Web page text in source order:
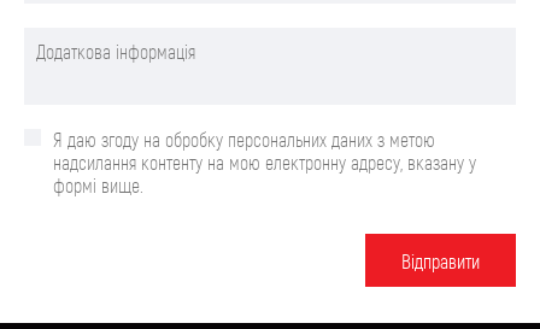
Я даю згоду на обробку персональних даних з метою
надсилання контенту на мою електронну адресу, вказану у
формі вище.
Вiдправити